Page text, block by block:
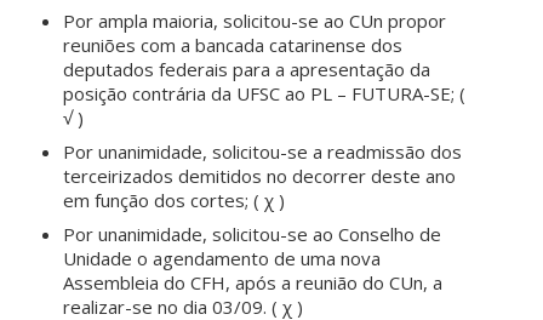
Por ampla maioria, solicitou-se ao CUn propor
reuniões com a bancada catarinense dos
deputados federais para a apresentação da
posição contrária da UFSC ao PL – FUTURA-SE; (
√ )
Por unanimidade, solicitou-se a readmissão dos
terceirizados demitidos no decorrer deste ano
em função dos cortes; ( χ )
Por unanimidade, solicitou-se ao Conselho de
Unidade o agendamento de uma nova
Assembleia do CFH, após a reunião do CUn, a
realizar-se no dia 03/09. ( χ )